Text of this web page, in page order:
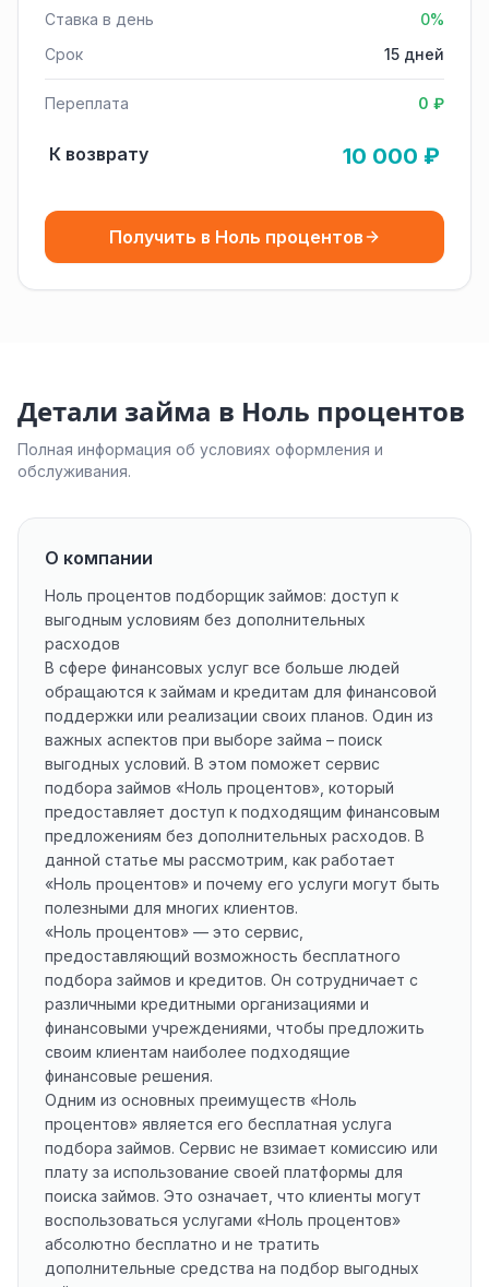
Ставка в день
0%
Срок
15 дней
Переплата 0 ₽
К возврату 10 000 ₽
Получить в Ноль процентов
Детали займа в Ноль процентов
Полная информация об условиях оформления и
обслуживания.
О компании
Ноль процентов подборщик займов: доступ к
выгодным условиям без дополнительных
расходов
В сфере финансовых услуг все больше людей
обращаются к займам и кредитам для финансовой
поддержки или реализации своих планов. Один из
важных аспектов при выборе займа – поиск
выгодных условий. В этом поможет сервис
подбора займов «Ноль процентов», который
предоставляет доступ к подходящим финансовым
предложениям без дополнительных расходов. В
данной статье мы рассмотрим, как работает
«Ноль процентов» и почему его услуги могут быть
полезными для многих клиентов.
«Ноль процентов» — это сервис,
предоставляющий возможность бесплатного
подбора займов и кредитов. Он сотрудничает с
различными кредитными организациями и
финансовыми учреждениями, чтобы предложить
своим клиентам наиболее подходящие
финансовые решения.
Одним из основных преимуществ «Ноль
процентов» является его бесплатная услуга
подбора займов. Сервис не взимает комиссию или
плату за использование своей платформы для
поиска займов. Это означает, что клиенты могут
воспользоваться услугами «Ноль процентов»
абсолютно бесплатно и не тратить
дополнительные средства на подбор выгодных